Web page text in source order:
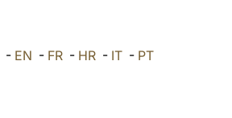
- EN - FR - HR - IT - PT